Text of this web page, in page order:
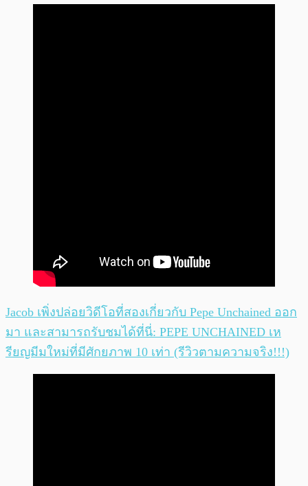
Jacob เพิ่งปล่อยวิดีโอที่สองเกี่ยวกับ Pepe Unchained ออก
มา และสามารถรับชมได้ที่นี่: PEPE UNCHAINED เห
รียญมีมใหม่ที่มีศักยภาพ 10 เท่า (รีวิวตามความจริง!!!)